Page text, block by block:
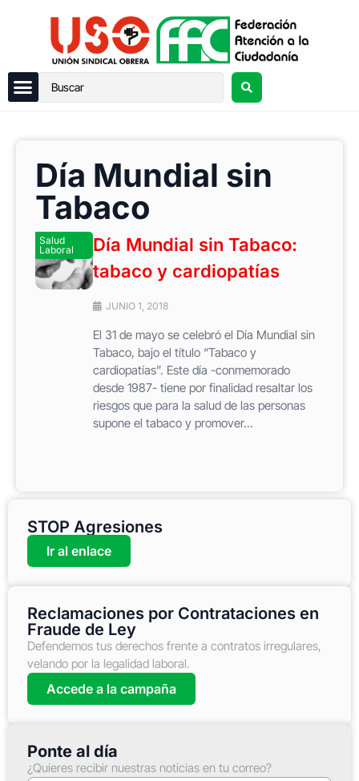
Día Mundial sin
Tabaco
Salud
Laboral
Día Mundial sin Tabaco:
tabaco y cardiopatías
JUNIO 1, 2018
El 31 de mayo se celebró el Día Mundial sin
Tabaco, bajo el título “Tabaco y
cardiopatías”. Este día -conmemorado
desde 1987- tiene por finalidad resaltar los
riesgos que para la salud de las personas
supone el tabaco y promover...
STOP Agresiones
Ir al enlace
Reclamaciones por Contrataciones en
Fraude de Ley
Defendemos tus derechos frente a contratos irregulares,
velando por la legalidad laboral.
Accede a la campaña
Ponte al día
¿Quieres recibir nuestras noticias en tu correo?